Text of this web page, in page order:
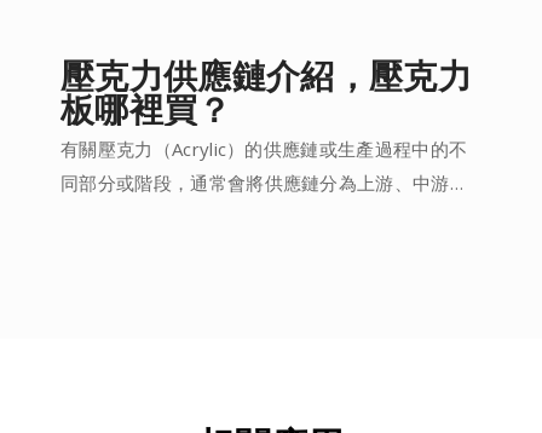
割畫到板一半的厚度溝槽後，再沿著桌邊以扳開的
方式折斷壓克力板。若需裁切較厚的壓克力板，建
議尋求專業的壓克力加工廠。
壓克力供應鏈介紹，壓克力
板哪裡買？
有關壓克力（Acrylic）的供應鏈或生產過程中的不
同部分或階段，通常會將供應鏈分為上游、中游和